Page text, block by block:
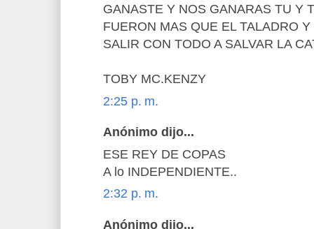
GANASTE Y NOS GANARAS TU Y
FUERON MAS QUE EL TALADRO
SALIR CON TODO A SALVAR LA
TOBY MC.KENZY
2:25 p. m.
Anónimo dijo...
ESE REY DE COPAS
A lo INDEPENDIENTE..
2:32 p. m.
Anónimo dijo...